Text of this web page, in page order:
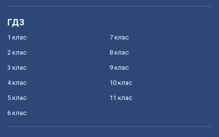
ГДЗ
1 клас
2 клас
3 клас
4 клас
5 клас
6 клас
7 клас
8 клас
9 клас
10 клас
11 клас